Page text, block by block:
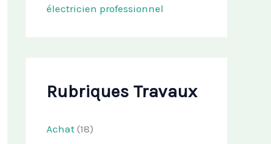
électricien professionnel
Rubriques Travaux
Achat (18)